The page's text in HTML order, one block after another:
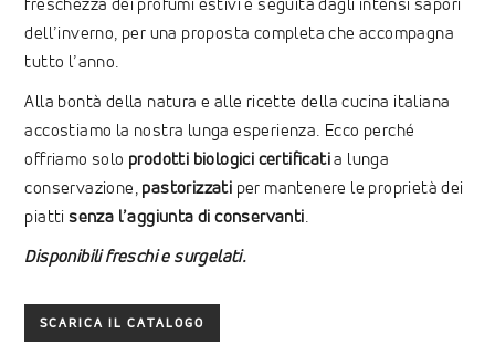
dell’inverno, per una proposta completa che accompagna
tutto l’anno.
Alla bontà della natura e alle ricette della cucina italiana
accostiamo la nostra lunga esperienza. Ecco perché
offriamo solo prodotti biologici certificatia lunga
conservazione, pastorizzati per mantenere le proprietà dei
piattisenza l’aggiunta di conservanti
Disponibili freschi e surgelati.
SCARICA IL CATALOGO